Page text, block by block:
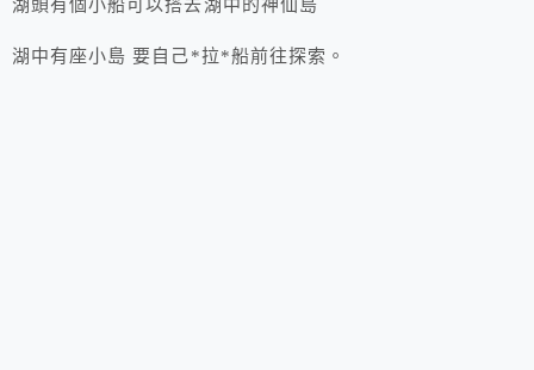
湖頭有個小船可以搭去湖中的神仙島
湖中有座小島 要自己*拉*船前往探索。